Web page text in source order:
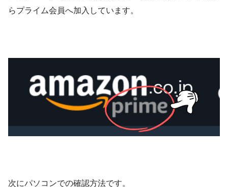
らプライム会員へ加入しています。
次にパソコンでの確認方法です。